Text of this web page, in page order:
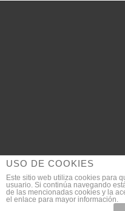
© 2018
SEO
USO DE COOKIES
Este sitio web utiliza cookies para
usuario. Si continúa navegando
de las mencionadas cookies y la
el enlace para mayor información.